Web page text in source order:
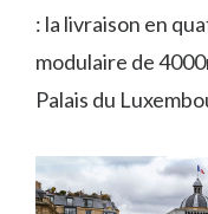
: la livraison en
modulaire de
Palais du